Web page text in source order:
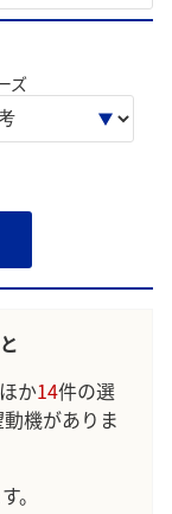
ズ
か14件の選
機がありま
。